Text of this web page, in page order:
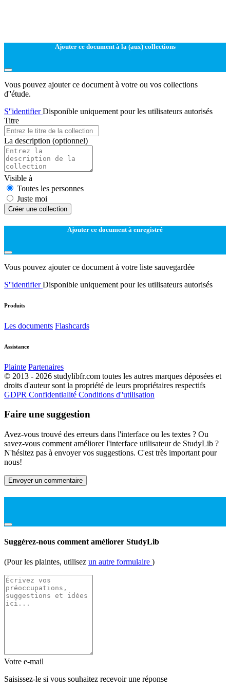
Ajouter ce document à la (aux) collections
Vous pouvez ajouter ce document à votre ou vos collections
d''étude.
S''identifierDisponible uniquement pour les utilisateurs autorisés
Titre
La description (optionnel)
Visible à
Toutes les personnes
Juste moi
Créer une collection
Ajouter ce document à enregistré
Vous pouvez ajouter ce document à votre liste sauvegardée
S''identifierDisponible uniquement pour les utilisateurs autorisés
Produits
Les documents Flashcards
Assistance
Plainte Partenaires
© 2013 - 2026 studylibfr.com toutes les autres marques déposées et
droits d'auteur sont la propriété de leurs propriétaires respectifs
GDPR Confidentialité Conditions d''utilisation
Faire une suggestion
Avez-vous trouvé des erreurs dans l'interface ou les textes ? Ou
savez-vous comment améliorer l'interface utilisateur de StudyLib ?
N'hésitez pas à envoyer vos suggestions. C'est très important pour
nous!
Envoyer un commentaire
Suggérez-nous comment améliorer StudyLib
(Pour les plaintes, utilisez un autre formulaire )
Votre e-mail
Saisissez-le si vous souhaitez recevoir une réponse